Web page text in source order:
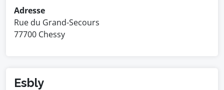
Adresse
Rue du Grand-Secours
77700 Chessy
Esbly